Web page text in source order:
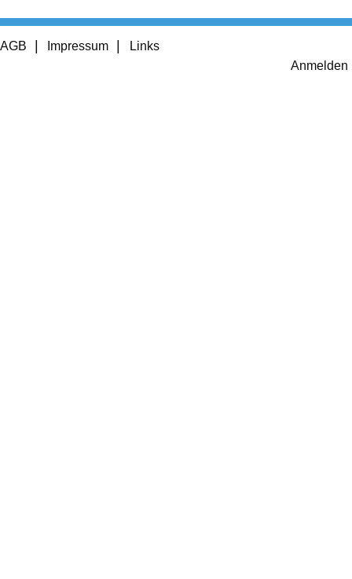
Footer
AGB Impressum Links
Anmelden